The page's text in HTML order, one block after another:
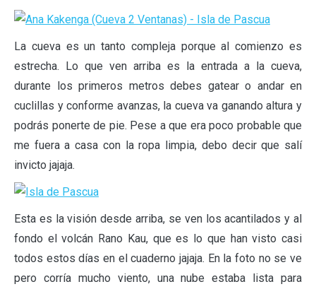
La cueva es un tanto compleja porque al comienzo es
estrecha. Lo que ven arriba es la entrada a la cueva,
durante los primeros metros debes gatear o andar en
cuclillas y conforme avanzas, la cueva va ganando altura y
podrás ponerte de pie. Pese a que era poco probable que
me fuera a casa con la ropa limpia, debo decir que salí
invicto jajaja.
Esta es la visión desde arriba, se ven los acantilados y al
fondo el volcán Rano Kau, que es lo que han visto casi
todos estos días en el cuaderno jajaja. En la foto no se ve
pero corría mucho viento, una nube estaba lista para